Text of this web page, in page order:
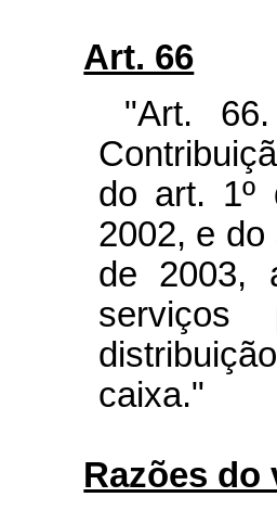
Art. 66
"Art.
do art. 1º
2002, e do
de 2003,
serviços
caixa."
Razões do